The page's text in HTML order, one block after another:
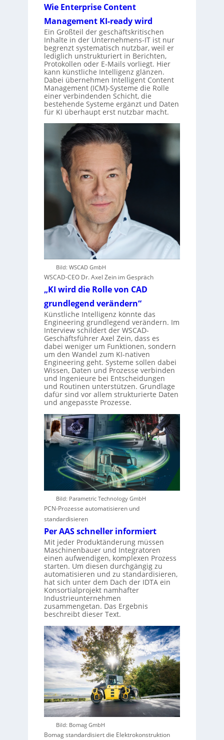
Wie Enterprise Content
Management KI-ready wird
Ein Großteil der geschäftskritischen
Inhalte in der Unternehmens-IT ist nur
begrenzt systematisch nutzbar, weil er
lediglich unstrukturiert in Berichten,
Protokollen oder E-Mails vorliegt. Hier
kann künstliche Intelligenz glänzen.
Dabei übernehmen Intelligent Content
Management (ICM)-Systeme die Rolle
einer verbindenden Schicht, die
bestehende Systeme ergänzt und Daten
für KI überhaupt erst nutzbar macht.
Bild: WSCAD GmbH
WSCAD-CEO Dr. Axel Zein im Gespräch
„KI wird die Rolle von CAD
grundlegend verändern“
Künstliche Intelligenz könnte das
Engineering grundlegend verändern. Im
Interview schildert der WSCAD-
Geschäftsführer Axel Zein, dass es
dabei weniger um Funktionen, sondern
um den Wandel zum KI-nativen
Engineering geht. Systeme sollen dabei
Wissen, Daten und Prozesse verbinden
und Ingenieure bei Entscheidungen
und Routinen unterstützen. Grundlage
dafür sind vor allem strukturierte Daten
und angepasste Prozesse.
Bild: Parametric Technology GmbH
PCN-Prozesse automatisieren und
standardisieren
Per AAS schneller informiert
Mit jeder Produktänderung müssen
Maschinenbauer und Integratoren
einen aufwendigen, komplexen Prozess
starten. Um diesen durchgängig zu
automatisieren und zu standardisieren,
hat sich unter dem Dach der IDTA ein
Konsortialprojekt namhafter
Industrieunternehmen
zusammengetan. Das Ergebnis
beschreibt dieser Text.
Bild: Bomag GmbH
Bomag standardisiert die Elektrokonstruktion